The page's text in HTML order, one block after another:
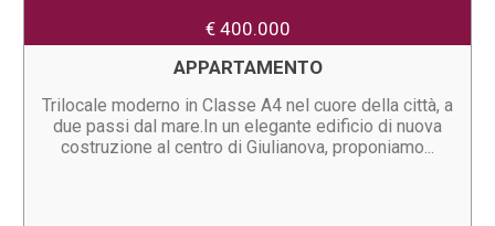
€ 400.000
APPARTAMENTO
Trilocale moderno in Classe A4 nel cuore della città, a
due passi dal mare.In un elegante edificio di nuova
costruzione al centro di Giulianova, proponiamo...